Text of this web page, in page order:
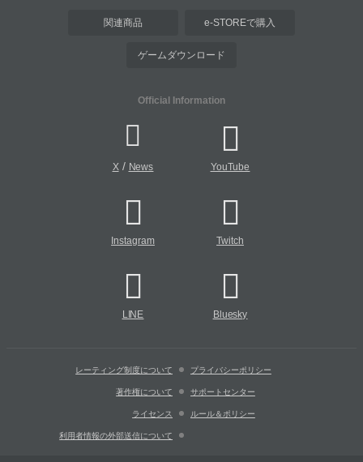
関連商品 e-STOREで購入
ゲームダウンロード
Official Information
X/ News YouTube
Instagram Twitch
LINE Bluesky
レーティング制度について プライバシーポリシー
著作権について サポートセンター
ライセンス ルール＆ポリシー
利用者情報の外部送信について